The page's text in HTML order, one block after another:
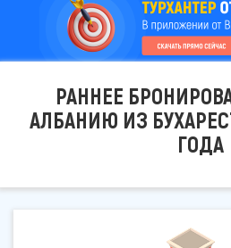
РАННЕЕ
АЛБАНИЮ ИЗ
ГОДА